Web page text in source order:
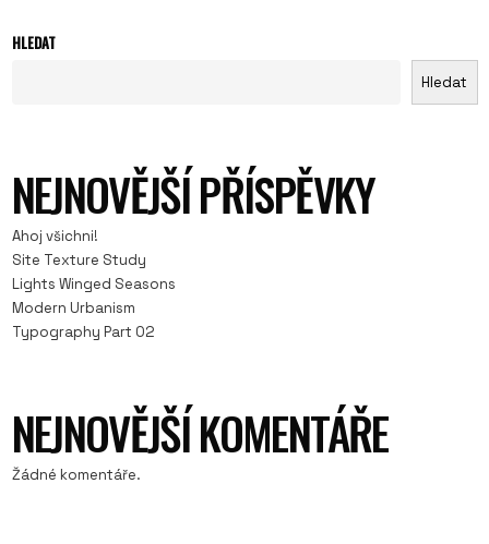
HLEDAT
Hledat
NEJNOVĚJŠÍ PŘÍSPĚVKY
Ahoj všichni!
Site Texture Study
Lights Winged Seasons
Modern Urbanism
Typography Part 02
NEJNOVĚJŠÍ KOMENTÁŘE
Žádné komentáře.